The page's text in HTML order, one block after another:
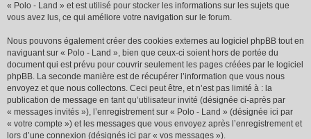
« Polo - Land » et est utilisé pour stocker les informations sur les sujets que
vous avez lus, ce qui améliore votre navigation sur le forum.
Nous pouvons également créer des cookies externes au logiciel phpBB tout en
naviguant sur « Polo - Land », bien que ceux-ci soient hors de portée du
document qui est prévu pour couvrir seulement les pages créées par le logiciel
phpBB. La seconde manière est de récupérer l’information que vous nous
envoyez et que nous collectons. Ceci peut être, et n’est pas limité à : la
publication de message en tant qu’utilisateur invité (désignée ci-après par
« messages invités »), l’enregistrement sur « Polo - Land » (désignée ici par
« votre compte ») et les messages que vous envoyez après l’enregistrement et
lors d’une connexion (désignés ici par « vos messages »).